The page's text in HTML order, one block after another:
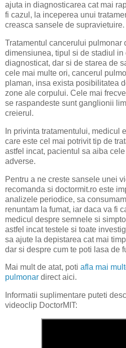
ajuta in diagnosticarea cat mai
fi cazul, la inceperea unui
creasca sansele de supravietuire.
Tratamentul cancerului pulmonar
dimensiunea, tipul si de stadiul in
diagnosticat, dar si de starea de
cele mai multe ori, cancerul
plaman, insa exista posibilitatea
zone ale corpului. Cele mai
se raspandeste sunt ganglionii
creierul.
In privinta tratamentului, medicul
care este cel mai potrivit tip de
astfel incat, pacientul sa aiba
adverse.
Pentru a ne creste sansele unei
recomanda si doctormit.ro este
analizele periodice, sa
renuntam la fumat, iar daca va fi
medicul despre semnele si
astfel incat testele si toate
sa ajute la depistarea cat mai
dar si despre cum te poti lasa de
Mai mult de atat, poti afla mai
pulmonar direct aici.
Informatii suplimentare puteti
videoclip DoctorMIT: